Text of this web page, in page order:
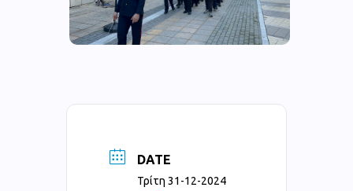
DATE
Τρίτη 31-12-2024